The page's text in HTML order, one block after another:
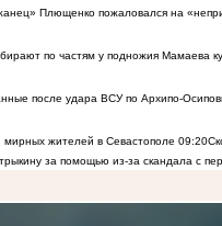
Плющенко пожаловался на
по частям у подножия Мамаева
после удара ВСУ по Архипо-
жителей в Севастополе 09:20
за помощью из-за скандала с